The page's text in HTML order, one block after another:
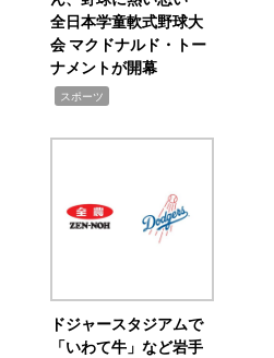
全日本学童軟式野球大
会 マクドナルド・トー
ナメントが開幕
スポーツ
ドジャースタジアムで
「いわて牛」など岩手